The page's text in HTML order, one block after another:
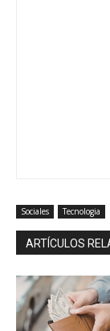
Sociales Tecnologia
ARTÍCULOS